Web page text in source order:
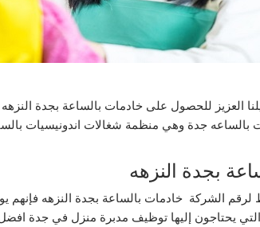
العزيز للحصول على خادمات بالساعة بجدة
جدة وهي منظمة شغالات اندونيسيات
بجدة النزهه
لرقم الشركة خادمات بالساعة بجدة النزهه
التي يحتاجون إليها توظيف مدبرة منزل في جدة